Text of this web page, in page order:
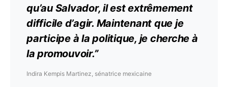
qu’au Salvador, il est extrêmement
difficile d’agir. Maintenant que je
participe à lapolitique, je cherche à
la promouvoir.”
Indira Kempis Martinez, sénatrice mexicaine